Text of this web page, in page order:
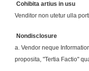
Cohibita artius in usu
Venditor non utetur ulla
Nondisclosure
a. Vendor neque
proposita, "Tertia Factio"